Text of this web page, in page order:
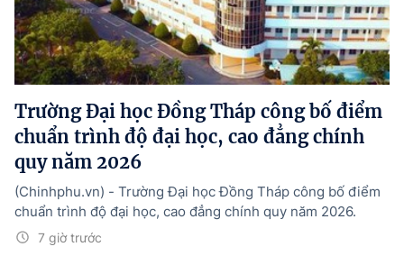
Trường Đại học Đồng Tháp công bố điểm
chuẩn trình độ đại học, cao đẳng chính
quy năm 2026
7 giờ trước
(Chinhphu.vn) - Trường Đại học Đồng Tháp công bố điểm
chuẩn trình độ đại học, cao đẳng chính quy năm 2026.